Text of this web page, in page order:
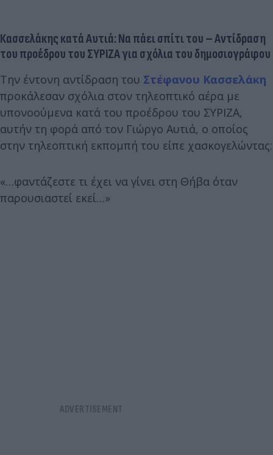
Κασσελάκης κατά Αυτιά: Να πάει σπίτι του – Αντίδραση
του προέδρου του ΣΥΡΙΖΑ για σχόλια του δημοσιογράφου
Την έντονη αντίδραση του Στέφανου Κασσελάκη
προκάλεσαν σχόλια στον τηλεοπτικό αέρα με
υπονοούμενα κατά του προέδρου του ΣΥΡΙΖΑ,
αυτήν τη φορά από τον Γιώργο Αυτιά, ο οποίος
στην τηλεοπτική εκπομπή του είπε χασκογελώντας:
«…φαντάζεστε τι έχει να γίνει στη Θήβα όταν
παρουσιαστεί εκεί…»